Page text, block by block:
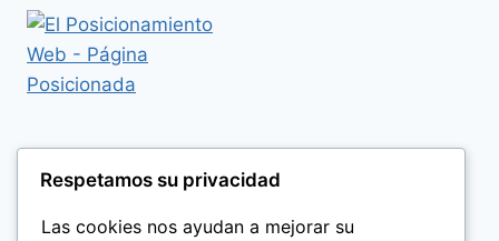
Respetamos su privacidad
Las cookies nos ayudan a mejorar su